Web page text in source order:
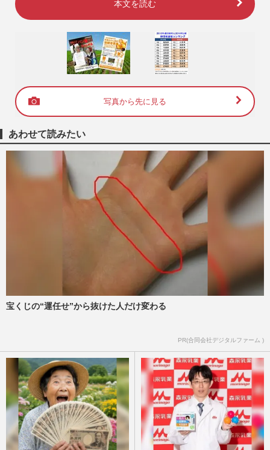
本文を読む
写真から先に見る
あわせて読みたい
宝くじの“運任せ”から抜けた人だけ変わる
PR(合同会社デジタルファーム )